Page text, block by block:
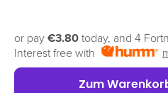
or pay €3.80 today, and 4
Interest free with
Zum